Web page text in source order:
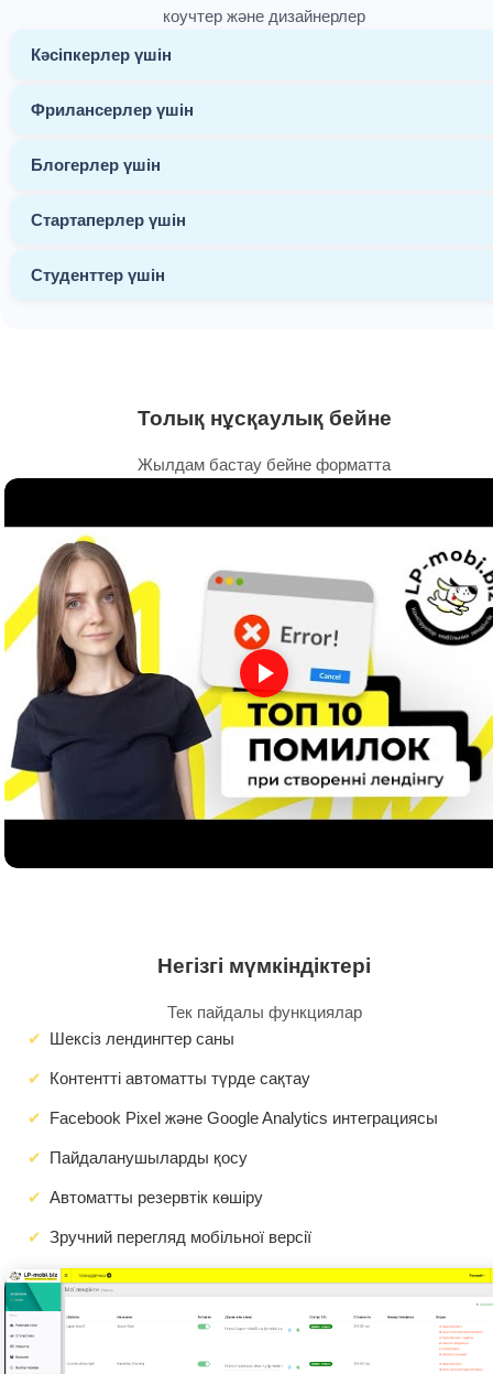
коучтер және дизайнерлер
Кәсіпкерлер үшін
Фрилансерлер үшін
Блогерлер үшін
Стартаперлер үшін
Студенттер үшін
Толық нұсқаулық бейне
Жылдам бастау бейне форматта
Негізгі мүмкіндіктері
Тек пайдалы функциялар
Шексіз лендингтер саны
Контентті автоматты түрде сақтау
Facebook Pixel және Google Analytics интеграциясы
Пайдаланушыларды қосу
Автоматты резервтік көшіру
Зручний перегляд мобільної версії